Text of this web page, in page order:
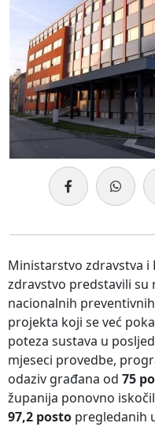
Ministarstvo zdravstva i
zdravstvo predstavili
nacionalnih
projekta koji se već
poteza sustava u
mjeseci provedbe,
odaziv građana od 75
županija ponovno
97,2 posto pregledanih